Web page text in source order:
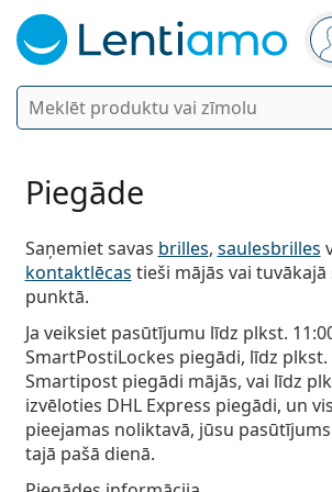
Meklēt
Pieslēgties
Kontaktlēcas
Lietošanas laiks
Vienas dienas lēcas
Nedēļas lēcas
Divu nedēļu lēcas
Mēneša lēcas
Ceturkšņa lēcas
Lēcu veids
Sfēriskās un asfēriskās
Toriskās lēcas astigmātismam
Progresīvās presbiopijai
Silikona hidrogēla lēcas
Zīmols
Acuvue
Biofinity
Dailies
Piederumi
Lēcu šķidrumi
Acu pilieni
Iedvesma un padomi
Pirkt lēcas tiešsaistē
Visas lēcas
Lēcu šķidrumi
Tips
Universāls lēcu šķidrums
Peroksīda šķīdums
Bez konservantiem
Tilpums
50 līdz 120 ml
225 līdz 500 ml
Vairāku vienību iepakojums
Divu vienību iepakojums
Brilles
Veidi
Sievietēm Vīriešiem
Piedāvājumi
Jaunumi
Ierobežota kolekcija
Briļļu veids
Brilles
Zīmols
Saulesbrilles
Veidi
Sievietēm
Piedāvājumi
Zilās gaismas filtrs
Piegāde
Saņemiet savas brilles, saulesbrilles
kontaktlēcas tieši mājās vai tuvākajā
punktā.
Ja veiksiet pasūtījumu līdz plkst.
SmartPostiLockes piegādi, līdz plkst.
Smartipost piegādi mājās, vai līdz
izvēloties DHL Express piegādi, un
pieejamas noliktavā, jūsu
tajā pašā dienā.